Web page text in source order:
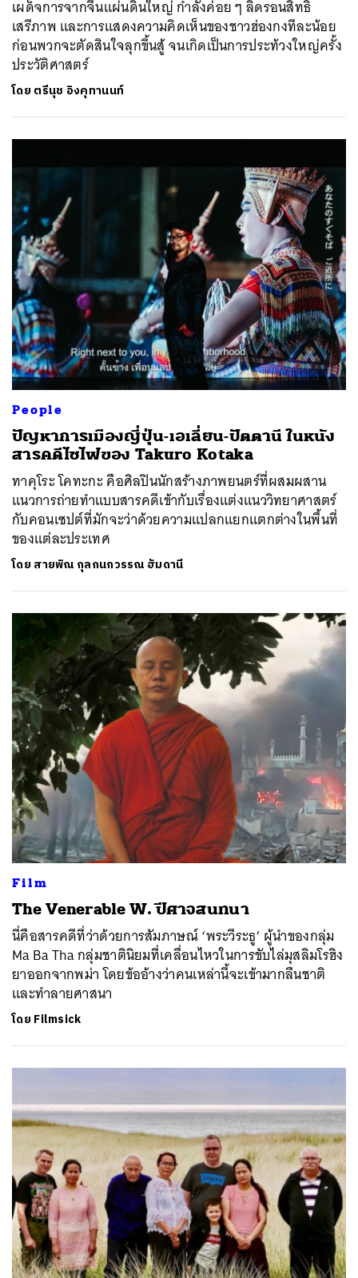
เผด็จการจากจีนแผ่นดินใหญ่ กำลังค่อย ๆ ลิดรอนสิทธิ
เสรีภาพ และการแสดงความคิดเห็นของชาวฮ่องกงทีละน้อย
ก่อนพวกจะตัดสินใจลุกขึ้นสู้ จนเกิดเป็นการประท้วงใหญ่ครั้ง
ประวัติศาสตร์
โดย ตรีนุช อิงคุทานนท์
People
ปัญหาการเมืองญี่ปุ่น-เอเลี่ยน-ปัตตานี ในหนัง
สารคดีไซไฟของ Takuro Kotaka
ทาคุโระ โคทะกะ คือศิลปินนักสร้างภาพยนตร์ที่ผสมผสาน
แนวการถ่ายทำแบบสารคดีเข้ากับเรื่องแต่งแนววิทยาศาสตร์
กับคอนเซปต์ที่มักจะว่าด้วยความแปลกแยกแตกต่างในพื้นที่
ของแต่ละประเทศ
โดย สายพิณ กุลกนกวรรณ ฮัมดานี
Film
The Venerable W. ปีศาจสนทนา
นี่คือสารคดีที่ว่าด้วยการสัมภาษณ์ ‘พระวีระธู’ ผู้นำของกลุ่ม
Ma Ba Tha กลุ่มชาตินิยมที่เคลื่อนไหวในการขับไล่มุสลิมโรฮิง
ยาออกจากพม่า โดยข้ออ้างว่าคนเหล่านี้จะเข้ามากลืนชาติ
และทำลายศาสนา
โดย Filmsick